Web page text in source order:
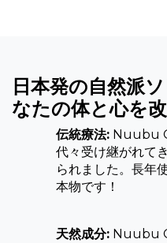
日本発の自然派
なたの体と心を
伝統療法: Nuubu
代々受け継がれて
られました。長年
本物です！
天然成分: Nuubu